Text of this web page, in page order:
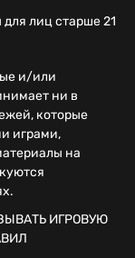
лиц старше 21
и/или
ни в
которые
играми,
на
ИГРОВУЮ